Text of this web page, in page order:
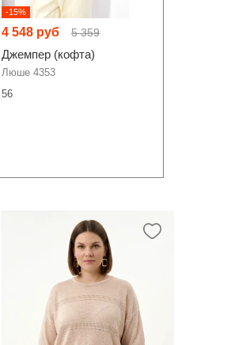
-15%
4 548 руб 5 359
Джемпер (кофта)
Люше 4353
56